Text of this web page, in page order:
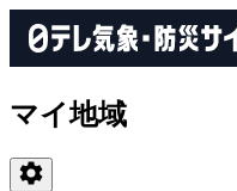
マイ地域